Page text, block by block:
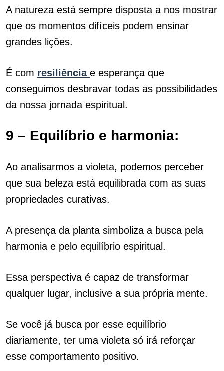
A natureza está sempre disposta a nos mostrar
que os momentos difíceis podem ensinar
grandes lições.
É com resiliência e esperança que
conseguimos desbravar todas as possibilidades
da nossa jornada espiritual.
9 – Equilíbrio e harmonia:
Ao analisarmos a violeta, podemos perceber
que sua beleza está equilibrada com as suas
propriedades curativas.
A presença da planta simboliza a busca pela
harmonia e pelo equilíbrio espiritual.
Essa perspectiva é capaz de transformar
qualquer lugar, inclusive a sua própria mente.
Se você já busca por esse equilíbrio
diariamente, ter uma violeta só irá reforçar
esse comportamento positivo.